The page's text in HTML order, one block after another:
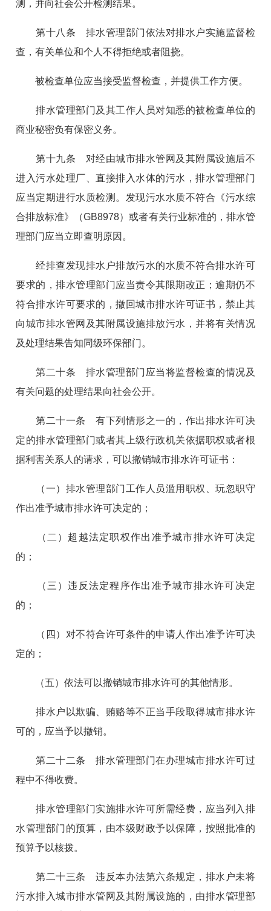
测，并向社会公开检测结果。
第十八条 排水管理部门依法对排水户实施监督检
查，有关单位和个人不得拒绝或者阻挠。
被检查单位应当接受监督检查，并提供工作方便。
排水管理部门及其工作人员对知悉的被检查单位的
商业秘密负有保密义务。
第十九条 对经由城市排水管网及其附属设施后不
进入污水处理厂、直接排入水体的污水，排水管理部门
应当定期进行水质检测。发现污水水质不符合《污水综
合排放标准》（GB8978）或者有关行业标准的，排水管
理部门应当立即查明原因。
经排查发现排水户排放污水的水质不符合排水许可
要求的，排水管理部门应当责令其限期改正；逾期仍不
符合排水许可要求的，撤回城市排水许可证书，禁止其
向城市排水管网及其附属设施排放污水，并将有关情况
及处理结果告知同级环保部门。
第二十条 排水管理部门应当将监督检查的情况及
有关问题的处理结果向社会公开。
第二十一条 有下列情形之一的，作出排水许可决
定的排水管理部门或者其上级行政机关依据职权或者根
据利害关系人的请求，可以撤销城市排水许可证书：
（一）排水管理部门工作人员滥用职权、玩忽职守
作出准予城市排水许可决定的；
（二）超越法定职权作出准予城市排水许可决定
的；
（三）违反法定程序作出准予城市排水许可决定
的；
（四）对不符合许可条件的申请人作出准予许可决
定的；
（五）依法可以撤销城市排水许可的其他情形。
排水户以欺骗、贿赂等不正当手段取得城市排水许
可的，应当予以撤销。
第二十二条 排水管理部门在办理城市排水许可过
程中不得收费。
排水管理部门实施排水许可所需经费，应当列入排
水管理部门的预算，由本级财政予以保障，按照批准的
预算予以核拨。
第二十三条 违反本办法第六条规定，排水户未将
污水排入城市排水管网及其附属设施的，由排水管理部